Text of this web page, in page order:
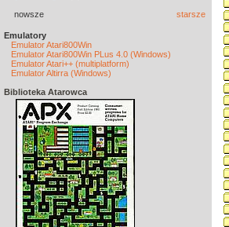
nowsze starsze
Emulatory
Emulator Atari800Win
Emulator Atari800Win PLus 4.0 (Windows)
Emulator Atari++ (multiplatform)
Emulator Altirra (Windows)
Biblioteka Atarowca